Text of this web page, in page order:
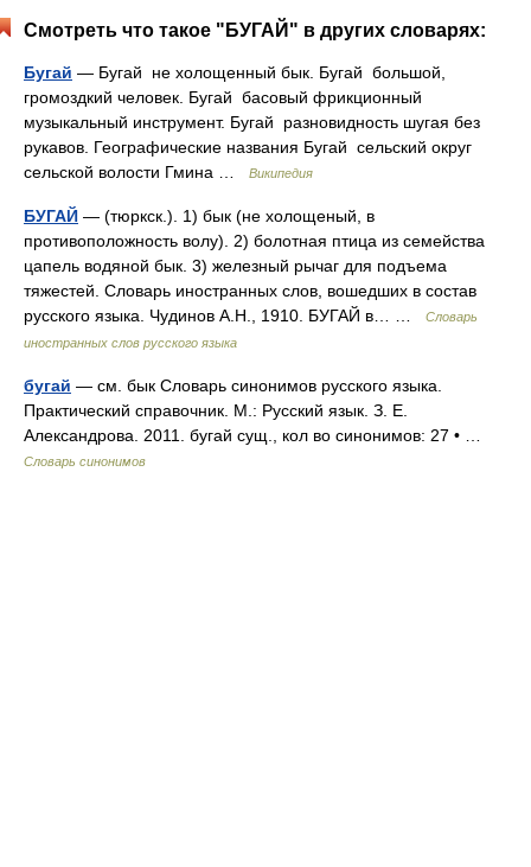
Смотреть что такое "БУГАЙ" в других словарях:
Бугай — Бугай не холощенный бык. Бугай большой,
громоздкий человек. Бугай басовый фрикционный
музыкальный инструмент. Бугай разновидность шугая без
рукавов. Географические названия Бугай сельский округ
сельской волости Гмина …
Википедия
БУГАЙ — (тюркск.). 1) бык (не холощеный, в
противоположность волу). 2) болотная птица из семейства
цапель водяной бык. 3) железный рычаг для подъема
тяжестей. Словарь иностранных слов, вошедших в состав
русского языка. Чудинов А.Н., 1910. БУГАЙ в… …
Словарь
иностранных слов русского языка
бугай — см. бык Словарь синонимов русского языка.
Практический справочник. М.: Русский язык. З. Е.
Александрова. 2011. бугай сущ., кол во синонимов: 27 • …
Словарь синонимов